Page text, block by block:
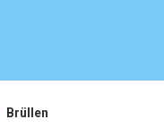
Brüllen